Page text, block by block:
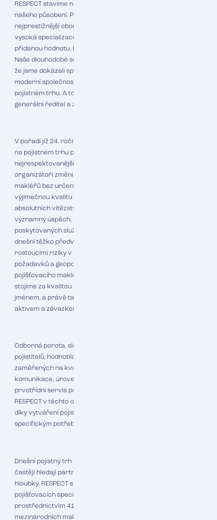
RESPECT stavíme na odbornosti a kvalitě od prvního dne
našeho působení. Pravidelné umístění mezi absolutní špičkou
nejprestižnější oborové ankety je pro nás důkazem, že
vysoká specializace a důraz na detail přináší klientům
přidanou hodnotu, kterou oceňují nejen oni, ale i pojišťovny.
Naše dlouhodobé setrvání mezi nejlepšími makléři potvrzuje,
že jsme dokázali spojit tradici rodinné firmy s dynamikou
moderní společnosti, která udává trendy na českém
pojistném trhu. A to je teprve začátek," říká k ocenění
generální ředitel a zakladatel RESPECT Zdeněk Reibl.
V pořadí již 24. ročník této nejstarší hodnotitelské soutěže
na pojistném trhu potvrdil, že RESPECT patří dlouhodobě k
nejrespektovanějším hráčům v oboru. Od loňského roku
organizátoři změnili metodiku a vyhlašují pět nejlepších
makléřů bez určení konkrétního pořadí, čímž zdůrazňují
výjimečnou kvalitu všech oceněných finalistů. Po několika
absolutních vítězstvích v předchozích letech jde o další
významný úspěch, který podtrhuje konzistentní kvalitu
poskytovaných služeb a silnou pozici společnosti na trhu. „V
dnešní těžko předvídatelné době, kdy firmy bojují s
rostoucími riziky v oblasti kybernetické bezpečnosti, ESG
požadavků a geopolitických změn, je role spolehlivého
pojišťovacího makléře nenahraditelná. Naši klienti vědí, že
stojíme za kvalitou každého pojistného programu svým
jménem, a právě tato důvěra je pro nás nejcennějším
aktivem a závazkem zároveň," dodává Zdeněk Reibl.
Odborná porota, složená z předních odborníků z řad
pojistitelů, hodnotila makléře podle přísných kritérií
zaměřených na kvalitu poskytovaných služeb, profesionalitu
komunikace, úroveň podkladů a schopnosti poskytovat
prvotřídní servis po celou dobu trvání pojistného vztahu.
RESPECT v těchto oblastech dlouhodobě vyniká především
díky vytváření pojistných programů, které přesně odpovídají
specifickým potřebám a rizikům klientů z různých odvětví.
Dnešní pojistný trh prochází transformací a klienti stále
častěji hledají partnera, který rozumí jejich podnikání do
hloubky. RESPECT s týmem více než 260 odborných
pojišťovacích specialistů a likvidátorů operuje
prostřednictvím 41 obchodních zastoupení a díky členství v
mezinárodních makléřských sítích dokáže poskytovat